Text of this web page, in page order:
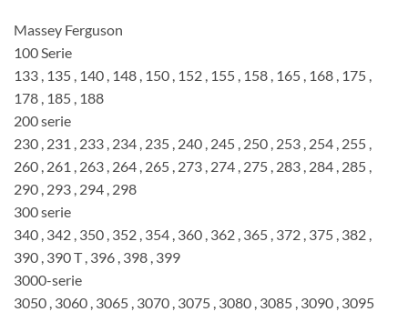
Massey Ferguson
100 Serie
133 , 135 , 140 , 148 , 150 , 152 , 155 , 158 , 165 , 168 , 175 ,
178 , 185 , 188
200 serie
230 , 231 , 233 , 234 , 235 , 240 , 245 , 250 , 253 , 254 , 255 ,
260 , 261 , 263 , 264 , 265 , 273 , 274 , 275 , 283 , 284 , 285 ,
290 , 293 , 294 , 298
300 serie
340 , 342 , 350 , 352 , 354 , 360 , 362 , 365 , 372 , 375 , 382 , ​​
390 , 390 T , 396 , 398 , 399
3000-serie
3050 , 3060 , 3065 , 3070 , 3075 , 3080 , 3085 , 3090 , 3095